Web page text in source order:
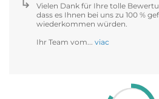
Vielen Dank für Ihre tolle
dass es Ihnen bei uns zu 100 %
wiederkommen würden.
Ihr Team vom... viac